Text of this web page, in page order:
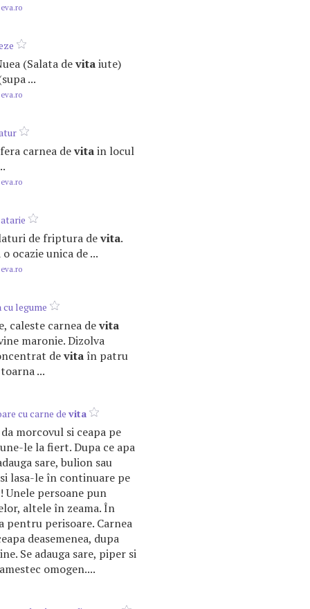
(Salata devitaiute)
...
carnea devitain locul
de friptura devita.
ocazie unica de ...
cu legume
caleste carnea devita
maronie. Dizolva
devita în patru
...
cu carne de vita
morcovul si ceapa pe
le la fiert. Dupa ce apa
sare, bulion sau
lasa-le în continuare pe
Unele persoane pun
altele în zeama. În
perisoare. Carnea
deasemenea, dupa
Se adauga sare, piper si
omogen....